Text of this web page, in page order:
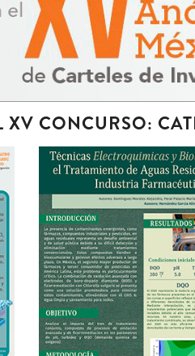
XV CONCURSO: